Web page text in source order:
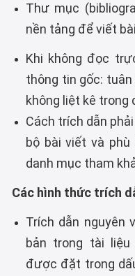
Thư mục
nền tảng để viết
Khi không đọc
thông tin gốc:
không liệt kê trong
Cách trích dẫn
bộ bài viết và
danh mục tham
Các hình thức trích
Trích dẫn nguyên
bản trong tài
được đặt trong